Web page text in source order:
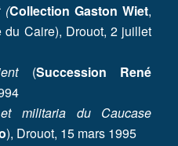
(Collection Gaston Wiet,
du Caire), Drouot, 2 juillet
(Succession René
militaria du Caucase
), Drouot, 15 mars 1995